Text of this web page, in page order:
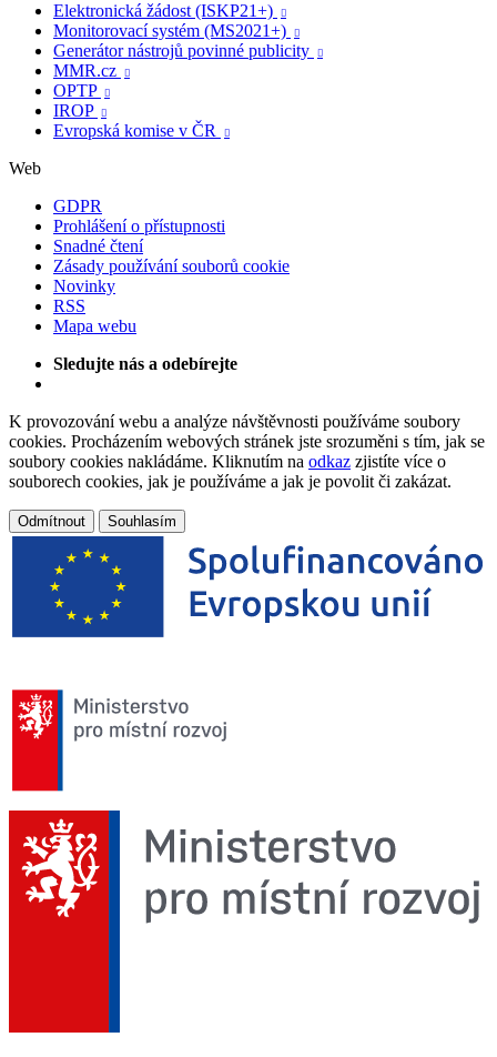
Elektronická žádost (ISKP21+)

Monitorovací systém (MS2021+) 
Generátor nástrojů povinné publicity 
MMR.cz 
OPTP 
IROP 
Evropská komise v ČR 
Web
GDPR
Prohlášení o přístupnosti
Snadné čtení
Zásady používání souborů cookie
Novinky
RSS
Mapa webu
Sledujte nás a odebírejte
K provozování webu a analýze návštěvnosti používáme soubory
cookies. Procházením webových stránek jste srozuměni s tím, jak se
soubory cookies nakládáme. Kliknutím na odkaz zjistíte více o
souborech cookies, jak je používáme a jak je povolit či zakázat.
Odmítnout Souhlasím